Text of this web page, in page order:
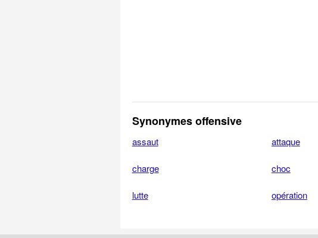
Synonymes offensive
assaut attaque
charge choc
lutte opération